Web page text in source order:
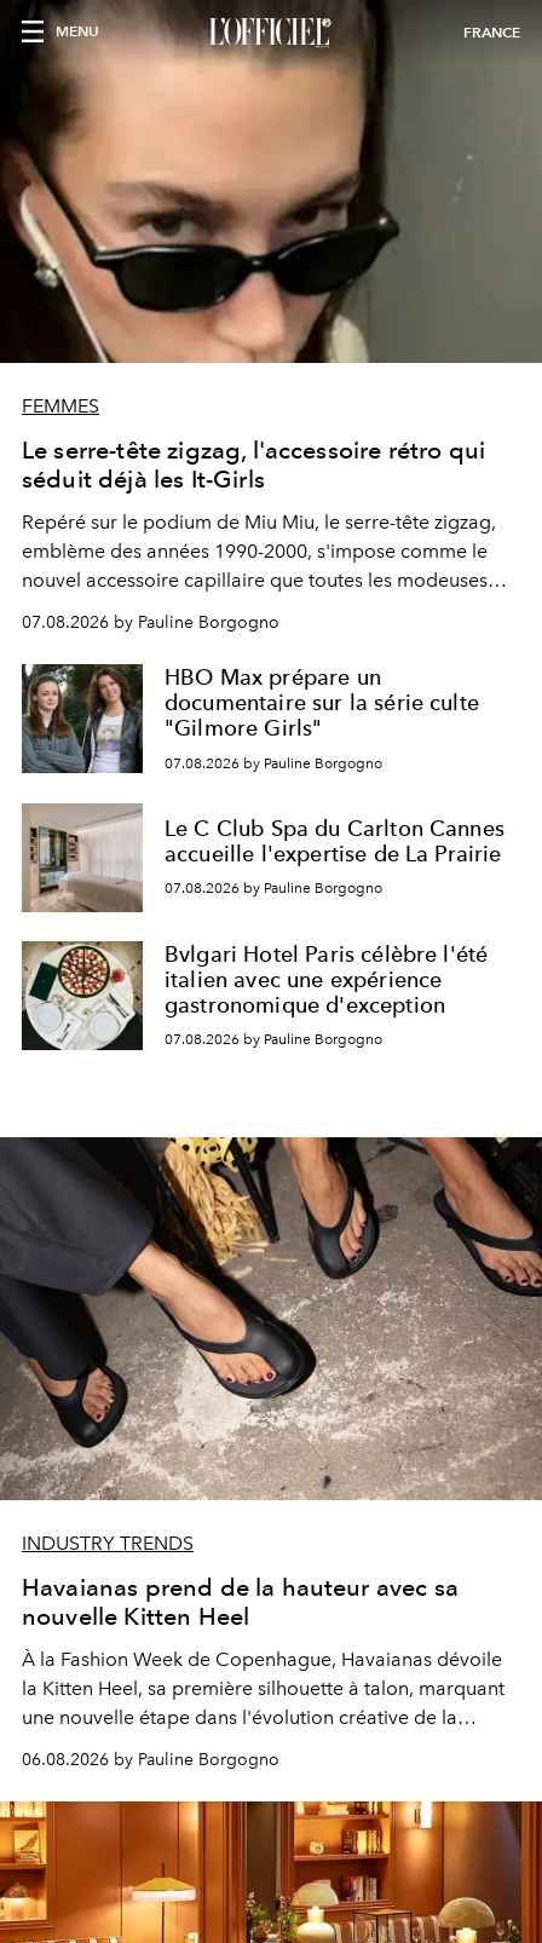
MENU FRANCE
FEMMES
Le serre-tête zigzag, l'accessoire rétro qui
séduit déjà les It-Girls
Repéré sur le podium de Miu Miu, le serre-tête zigzag,
emblème des années 1990-2000, s'impose comme le
nouvel accessoire capillaire que toutes les modeuses
s'arrachent déjà.
07.08.2026 by Pauline Borgogno
HBO Max prépare un
documentaire sur la série culte
"Gilmore Girls"
07.08.2026 by Pauline Borgogno
Le C Club Spa du Carlton Cannes
accueille l'expertise de La Prairie
07.08.2026 by Pauline Borgogno
Bvlgari Hotel Paris célèbre l'été
italien avec une expérience
gastronomique d'exception
07.08.2026 by Pauline Borgogno
INDUSTRY TRENDS
Havaianas prend de la hauteur avec sa
nouvelle Kitten Heel
À la Fashion Week de Copenhague, Havaianas dévoile
la Kitten Heel, sa première silhouette à talon, marquant
une nouvelle étape dans l'évolution créative de la
06.08.2026 by Pauline Borgogno